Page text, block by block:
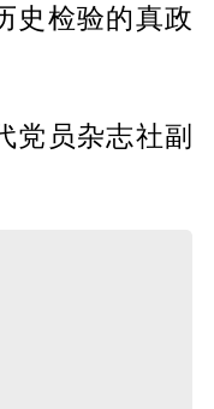
史检验的真政
党员杂志社副